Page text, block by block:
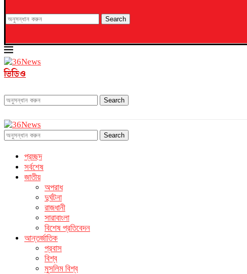
Search
ভিডিও
Search
Search
প্রচ্ছদ
সর্বশেষ
জাতীয়
অপরাধ
দুর্ঘটনা
রাজধানী
সারাবাংলা
বিশেষ প্রতিবেদন
আন্তর্জাতিক
প্রবাস
বিশ্ব
মুসলিম বিশ্ব